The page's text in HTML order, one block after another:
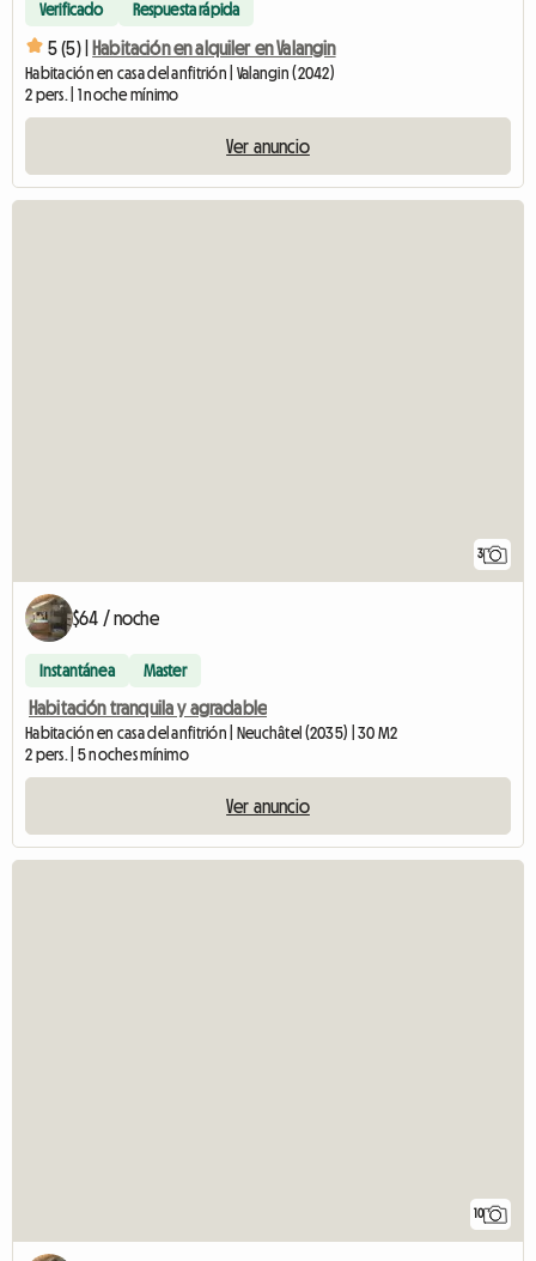
Verificado Respuesta rápida
5 (5) | Habitación en alquiler en Valangin
Habitación en casa del anfitrión | Valangin (2042)
2 pers. | 1 noche mínimo
Ver anuncio
3
$64 / noche
Instantánea Master
Habitación tranquila y agradable
Habitación en casa del anfitrión | Neuchâtel (2035) | 30 M2
2 pers. | 5 noches mínimo
Ver anuncio
10